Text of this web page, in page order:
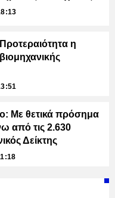
η
Με θετικά πρόσημα
από τις 2.630
Δείκτης